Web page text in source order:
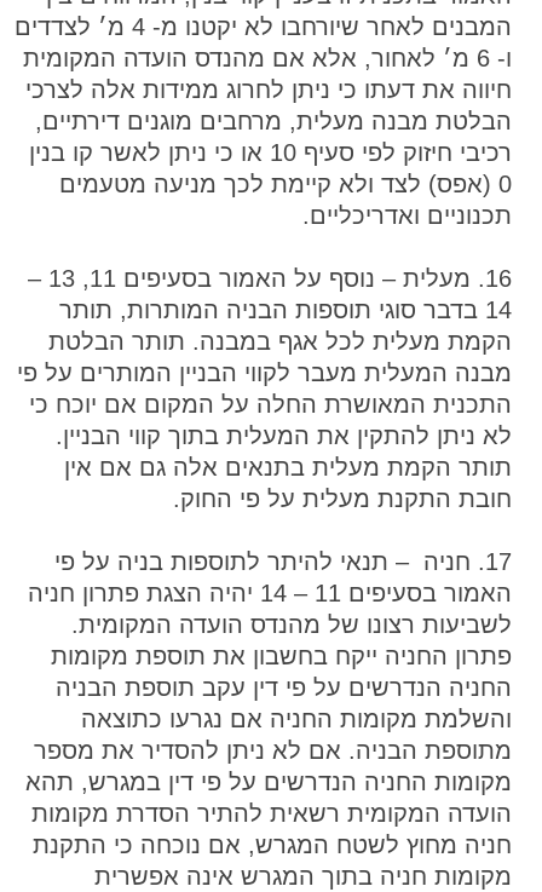
המבנים לאחר שיורחבו לא יקטנו מ- 4 מ׳ לצדדים
ו- 6 מ׳ לאחור, אלא אם מהנדס הועדה המקומית
חיווה את דעתו כי ניתן לחרוג ממידות אלה לצרכי
הבלטת מבנה מעלית, מרחבים מוגנים דירתיים,
רכיבי חיזוק לפי סעיף 10 או כי ניתן לאשר קו בנין
0 (אפס) לצד ולא קיימת לכך מניעה מטעמים
תכנוניים ואדריכליים.
16. מעלית – נוסף על האמור בסעיפים 11, 13 –
14 בדבר סוגי תוספות הבניה המותרות, תותר
הקמת מעלית לכל אגף במבנה. תותר הבלטת
מבנה המעלית מעבר לקווי הבניין המותרים על פי
התכנית המאושרת החלה על המקום אם יוכח כי
לא ניתן להתקין את המעלית בתוך קווי הבניין.
תותר הקמת מעלית בתנאים אלה גם אם אין
חובת התקנת מעלית על פי החוק.
17. חניה – תנאי להיתר לתוספות בניה על פי
האמור בסעיפים 11 – 14 יהיה הצגת פתרון חניה
לשביעות רצונו של מהנדס הועדה המקומית.
פתרון החניה ייקח בחשבון את תוספת מקומות
החניה הנדרשים על פי דין עקב תוספת הבניה
והשלמת מקומות החניה אם נגרעו כתוצאה
מתוספת הבניה. אם לא ניתן להסדיר את מספר
מקומות החניה הנדרשים על פי דין במגרש, תהא
הועדה המקומית רשאית להתיר הסדרת מקומות
חניה מחוץ לשטח המגרש, אם נוכחה כי התקנת
מקומות חניה בתוך המגרש אינה אפשרית